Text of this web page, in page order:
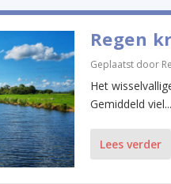
Regen
Geplaatst door
Het
Gemiddeld viel...
Lees verder